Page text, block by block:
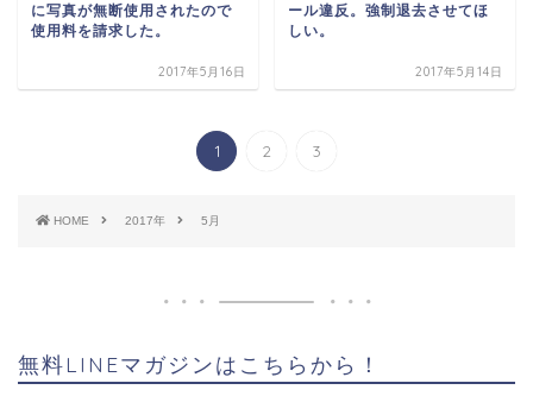
に写真が無断使用されたので
使用料を請求した。
2017年5月16日
ール違反。強制退去させてほ
しい。
2017年5月14日
1 2 3
HOME 2017年 5月
無料LINEマガジンはこちらから！